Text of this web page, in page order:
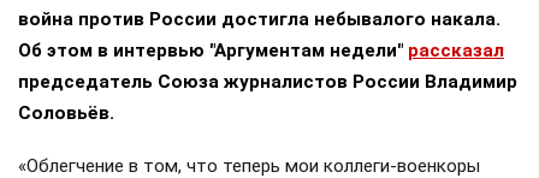
война против России достигла небывалого накала.
Об этом в интервью "Аргументам недели" рассказал
председатель Союза журналистов России Владимир
Соловьёв.
«Облегчение в том, что теперь мои коллеги-военкоры